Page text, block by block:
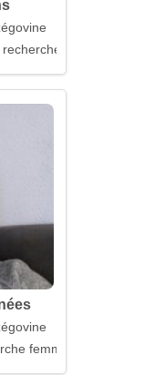
d'un mari
femme